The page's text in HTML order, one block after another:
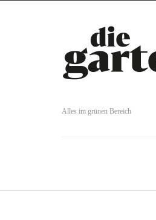
Alles im grünen Bereich